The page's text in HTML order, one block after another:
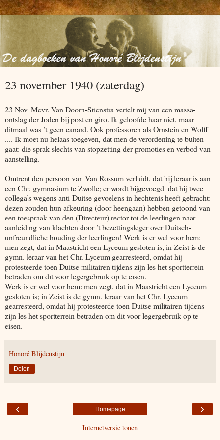
23 november 1940 (zaterdag)
23 Nov. Mevr. Van Doorn-Stienstra vertelt mij van een massa-
ontslag der Joden bij post en giro. Ik geloofde haar niet, maar
ditmaal was ’t geen canard. Ook professoren als Ornstein en Wolff
.... Ik moet nu helaas toegeven, dat men de verordening te buiten
gaat: die sprak slechts van stopzetting der promoties en verbod van
aanstelling.
Omtrent den persoon van Van Rossum verluidt, dat hij leraar is aan
een Chr. gymnasium te Zwolle; er wordt bijgevoegd, dat hij twee
collega’s wegens anti-Duitse gevoelens in hechtenis heeft gebracht:
dezen zouden hun afkeuring (door heengaan) hebben getoond van
een toespraak van den (Directeur) rector tot de leerlingen naar
aanleiding van klachten door ’t bezettingsleger over Duitsch-
unfreundliche houding der leerlingen! Werk is er wel voor hem:
men zegt, dat in Maastricht een Lyceum gesloten is; in Zeist is de
gymn. leraar van het Chr. Lyceum gearresteerd, omdat hij
protesteerde toen Duitse militairen tijdens zijn les het sportterrein
betraden om dit voor legergebruik op te eisen.
Werk is er wel voor hem: men zegt, dat in Maastricht een Lyceum
gesloten is; in Zeist is de gymn. leraar van het Chr. Lyceum
gearresteerd, omdat hij protesteerde toen Duitse militairen tijdens
zijn les het sportterrein betraden om dit voor legergebruik op te
eisen.
Honoré Blijdenstijn
Delen
‹ ›
Homepage
Internetversie tonen